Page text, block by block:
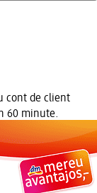
cont de client
60 minute.